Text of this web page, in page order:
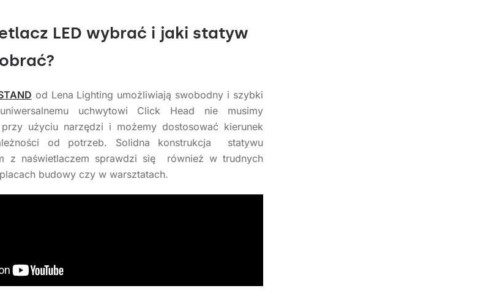
LED wybrać i jaki statyw
od Lena Lighting umożliwiają swobodny i szybki
uchwytowi Click Head nie musimy
użyciu narzędzi i możemy dostosować kierunek
od potrzeb. Solidna konstrukcja statywu
z naświetlaczem sprawdzi się również w trudnych
budowy czy w warsztatach.